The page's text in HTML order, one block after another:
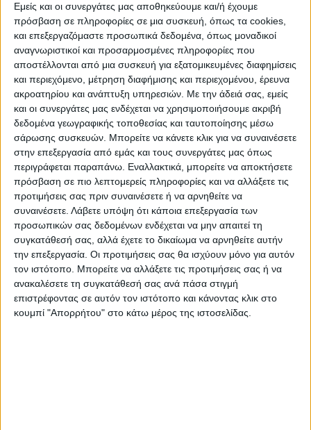
Εμείς και οι συνεργάτες μας αποθηκεύουμε και/ή έχουμε
πρόσβαση σε πληροφορίες σε μια συσκευή, όπως τα cookies,
και επεξεργαζόμαστε προσωπικά δεδομένα, όπως μοναδικοί
αναγνωριστικοί και προσαρμοσμένες πληροφορίες που
αποστέλλονται από μια συσκευή για εξατομικευμένες διαφημίσεις
και περιεχόμενο, μέτρηση διαφήμισης και περιεχομένου, έρευνα
ακροατηρίου και ανάπτυξη υπηρεσιών. Με την άδειά σας, εμείς
και οι συνεργάτες μας ενδέχεται να χρησιμοποιήσουμε ακριβή
δεδομένα γεωγραφικής τοποθεσίας και ταυτοποίησης μέσω
σάρωσης συσκευών. Μπορείτε να κάνετε κλικ για να συναινέσετε
στην επεξεργασία από εμάς και τους συνεργάτες μας όπως
περιγράφεται παραπάνω. Εναλλακτικά, μπορείτε να αποκτήσετε
πρόσβαση σε πιο λεπτομερείς πληροφορίες και να αλλάξετε τις
προτιμήσεις σας πριν συναινέσετε ή να αρνηθείτε να
συναινέσετε. Λάβετε υπόψη ότι κάποια επεξεργασία των
προσωπικών σας δεδομένων ενδέχεται να μην απαιτεί τη
συγκατάθεσή σας, αλλά έχετε το δικαίωμα να αρνηθείτε αυτήν
την επεξεργασία. Οι προτιμήσεις σας θα ισχύουν μόνο για αυτόν
τον ιστότοπο. Μπορείτε να αλλάξετε τις προτιμήσεις σας ή να
ανακαλέσετε τη συγκατάθεσή σας ανά πάσα στιγμή
επιστρέφοντας σε αυτόν τον ιστότοπο και κάνοντας κλικ στο
κουμπί "Απορρήτου" στο κάτω μέρος της ιστοσελίδας.
VIDEO ΤΗΣ ΘΕΣΣΑΛΙΑΣ
Οι 9 άξονες Κουρέτα για να "σωθεί" η
Θεσσαλία από την λειψυδρία